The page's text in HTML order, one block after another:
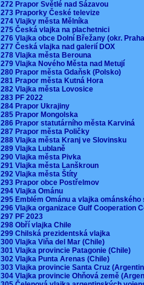
272 Prapor Světlé nad Sázavou
273 Praporky České televize
274 Vlajky města Mělníka
275 Česká vlajka na plachetnici
276 Vlajka obce Dolní Břežany (okr.
277 Česká vlajka nad galerií DOX
278 Vlajka města Berouna
279 Vlajka Nového Města nad Metují
280 Prapor města Gdaňsk (Polsko)
281 Prapor města Kutná Hora
282 Vlajka města Lovosice
283 PF 2022
284 Prapor Ukrajiny
285 Prapor Mongolska
286 Prapor statutárního města Karviná
287 Prapor města Poličky
288 Vlajka města Kranj ve Slovinsku
289 Vlajka Lublaně
290 Vlajka města Pivka
291 Vlajka města Lanškroun
292 Vlajka města Štíty
293 Prapor obce Postřelmov
294 Vlajka Ománu
295 Emblém Ománu a vlajka
296 Vlajka organizace Gulf Cooperation
297 PF 2023
298 Obří vlajka Chile
299 Chilská prezidentská vlajka
300 Vlajka Viňa del Mar (Chile)
301 Vlajka provincie Patagonie (Chile)
302 Vlajka Punta Arenas (Chile)
303 Vlajka provincie Santa Cruz
304 Vlajka provincie Ohňová země